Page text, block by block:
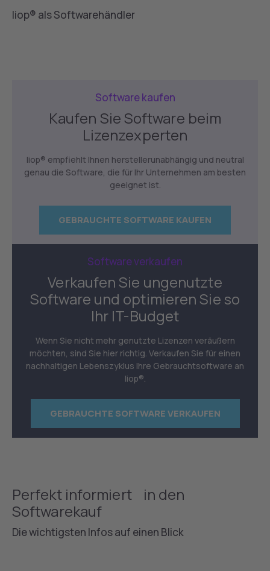
liop® als Softwarehändler
Software kaufen
Kaufen Sie Software beim
Lizenzexperten
liop® empfiehlt Ihnen herstellerunabhängig und neutral
genau die Software, die für Ihr Unternehmen am besten
geeignet ist.
GEBRAUCHTE SOFTWARE KAUFEN
Software verkaufen
Verkaufen Sie ungenutzte
Software und optimieren Sie so
Ihr IT-Budget
Wenn Sie nicht mehr genutzte Lizenzen veräußern
möchten, sind Sie hier richtig. Verkaufen Sie für einen
nachhaltigen Lebenszyklus Ihre Gebrauchtsoftware an
liop®.
GEBRAUCHTE SOFTWARE VERKAUFEN
Perfekt informiert in den
Softwarekauf
Die wichtigsten Infos auf einen Blick